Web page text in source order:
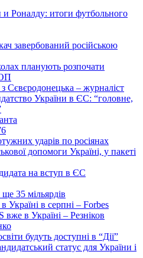
Роналду: итоги футбольного
завербований російською
планують розпочати
Сєвєродонецька – журналіст
України в ЄС: “головне,
ударів по росіянах
допомоги Україні, у пакеті
на вступ в ЄС
35 мільярдів
Україні в серпні – Forbes
в Україні – Резніков
будуть доступні в “Дії”
статус для України і